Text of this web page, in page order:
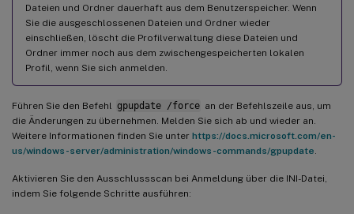
Dateien und Ordner dauerhaft aus dem Benutzerspeicher. Wenn
Sie die ausgeschlossenen Dateien und Ordner wieder
einschließen, löscht die Profilverwaltung diese Dateien und
Ordner immer noch aus dem zwischengespeicherten lokalen
Profil, wenn Sie sich anmelden.
Führen Sie den Befehl gpupdate /force an der Befehlszeile aus, um
die Änderungen zu übernehmen. Melden Sie sich ab und wieder an.
Weitere Informationen finden Sie unter https://docs.microsoft.com/en-
us/windows-server/administration/windows-commands/gpupdate
Aktivieren Sie den Ausschlussscan bei Anmeldung über die INI-Datei,
indem Sie folgende Schritte ausführen: